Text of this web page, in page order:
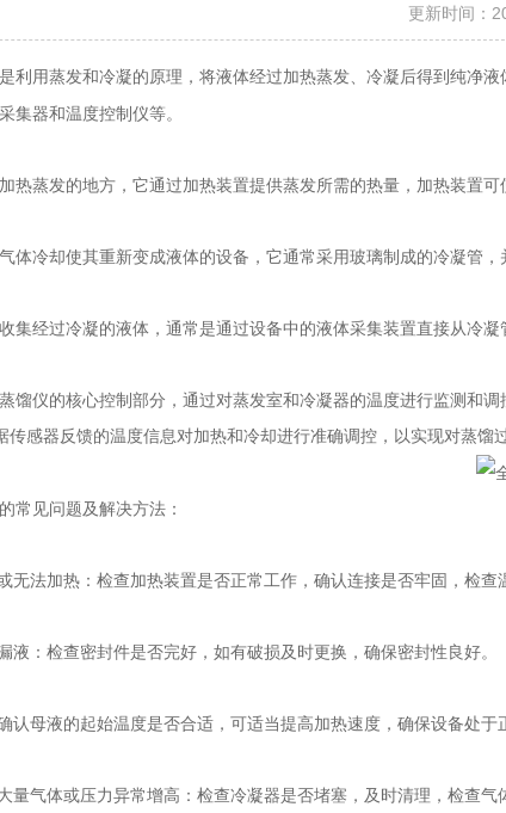
更新时间：
是利用蒸发和冷凝的原理，将液体经过加热蒸发、冷凝后得到纯净
集器和温度控制仪等。
蒸发的地方，它通过加热装置提供蒸发所需的热量，加热装置可
冷却使其重新变成液体的设备，它通常采用玻璃制成的冷凝管，
经过冷凝的液体，通常是通过设备中的液体采集装置直接从冷凝
仪的核心控制部分，通过对蒸发室和冷凝器的温度进行监测和调
传感器反馈的温度信息对加热和冷却进行准确调控，以实现对蒸馏
的常见问题及解决方法：
法加热：检查加热装置是否正常工作，确认连接是否牢固，检查
：检查密封件是否完好，如有破损及时更换，确保密封性良好。
母液的起始温度是否合适，可适当提高加热速度，确保设备处于
气体或压力异常增高：检查冷凝器是否堵塞，及时清理，检查气